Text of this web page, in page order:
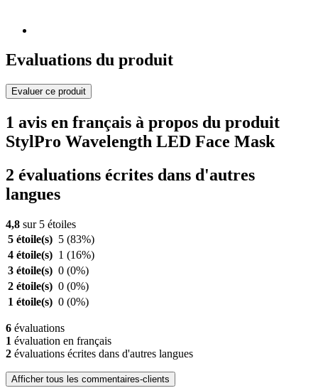
Evaluations du produit
Evaluer ce produit
1 avis en français à propos du produit
StylPro Wavelength LED Face Mask
2 évaluations écrites dans d'autres
langues
4,8 sur 5 étoiles
5 étoile(s) 5 (83%)
4 étoile(s) 1 (16%)
3 étoile(s) 0 (0%)
2 étoile(s) 0 (0%)
1 étoile(s) 0 (0%)
6 évaluations
1 évaluation en français
2 évaluations écrites dans d'autres langues
Afficher tous les commentaires-clients